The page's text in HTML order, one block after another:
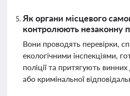
Як органи місцевого
контролюють незаконну
Вони проводять перевірки,
екологічними інспекціями,
поліції та притягують
або кримінальної